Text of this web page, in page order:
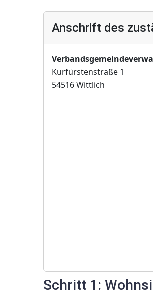
Anschrift des
Kurfürstenstraße 1
54516 Wittlich
Schritt 1: